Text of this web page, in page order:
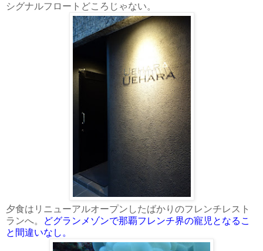
シグナルフロートどころじゃない。
夕食はリニューアルオープンしたばかりのフレンチレスト
ランへ。
どグランメゾンで那覇フレンチ界の寵児となるこ
と間違いなし。